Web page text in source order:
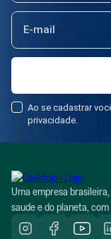
Ao se cadastrar
privacidade.
Uma empresa
saude e do planeta, com